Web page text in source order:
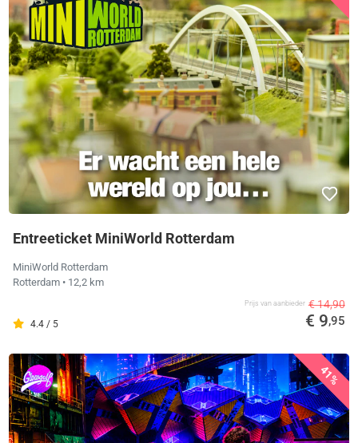
Entreeticket MiniWorld Rotterdam
MiniWorld Rotterdam
Rotterdam • 12,2 km
4.4 / 5
Prijs van aanbieder € 14,90
€ 9,95
41%